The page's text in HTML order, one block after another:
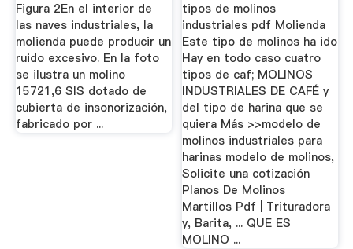
Figura 2En el interior de
las naves industriales, la
molienda puede producir un
ruido excesivo. En la foto
se ilustra un molino
15721,6 SIS dotado de
cubierta de insonorización,
fabricado por ...
tipos de molinos
industriales pdf Molienda
Este tipo de molinos ha ido
Hay en todo caso cuatro
tipos de caf; MOLINOS
INDUSTRIALES DE CAFÉ y
del tipo de harina que se
quiera Más >>modelo de
molinos industriales para
harinas modelo de molinos,
Solicite una cotización
Planos De Molinos
Martillos Pdf | Trituradora
y, Barita, ... QUE ES
MOLINO ...